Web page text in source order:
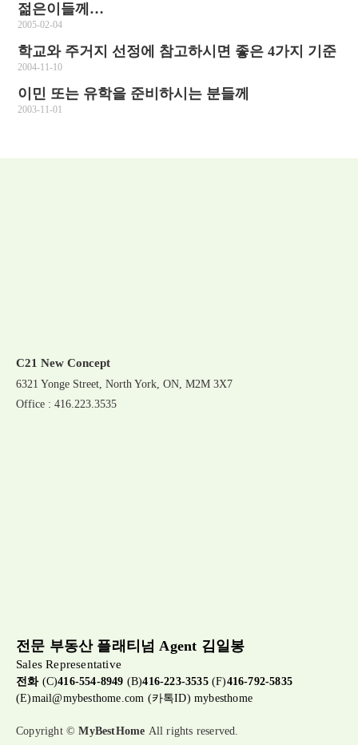
젊은이들께…
2005-02-04
학교와 주거지 선정에 참고하시면 좋은 4가지 기준
2004-11-10
이민 또는 유학을 준비하시는 분들께
2003-11-01
C21 New Concept
6321 Yonge Street, North York, ON, M2M 3X7
Office : 416.223.3535
전문 부동산 플래티넘 Agent 김일봉
Sales Representative
전화(C)416-554-8949 (B)416-223-3535(F)416-792-5835
(E)mail@mybesthome.com (카톡ID) mybesthome
Copyright ©MyBestHome All rights reserved.